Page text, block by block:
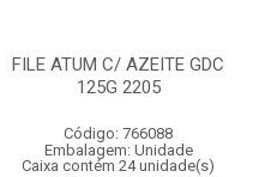
FILE ATUM C/ AZEITE GDC
125G 2205
Código: 766088
Embalagem: Unidade
Caixa contém 24 unidade(s)